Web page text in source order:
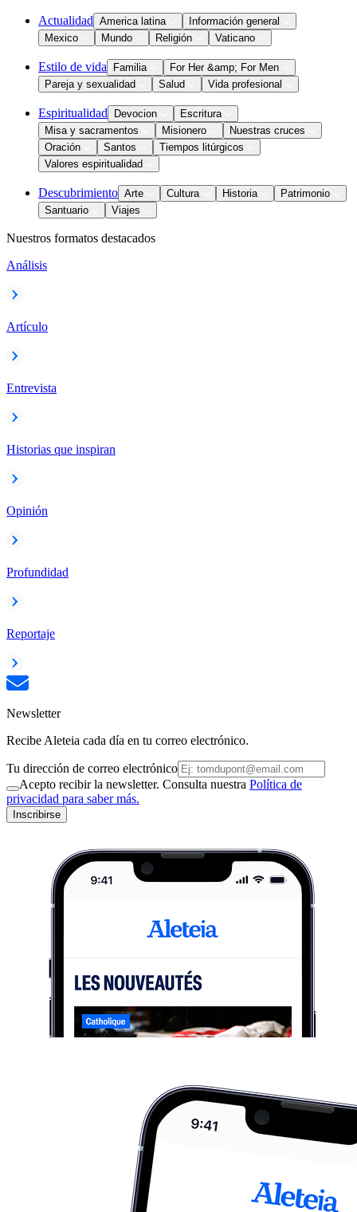
Actualidad America latina
Información general
Mexico
Mundo Religión Vaticano
Estilo de vida Familia
For Her &amp; For Men
Pareja y sexualidad
Salud Vida profesional
Espiritualidad Devocion
Escritura
Misa y sacramentos
Misionero
Nuestras cruces
Oración
Santos
Tiempos litúrgicos
Valores espiritualidad
Descubrimiento Arte Cultura Historia
Patrimonio
Santuario
Viajes
Nuestros formatos destacados
Análisis
Artículo
Entrevista
Historias que inspiran
Opinión
Profundidad
Reportaje
Newsletter
Recibe Aleteia cada día en tu correo electrónico.
Tu dirección de correo electrónico
Acepto recibir la newsletter. Consulta nuestra Política de
privacidad para saber más.
Inscribirse